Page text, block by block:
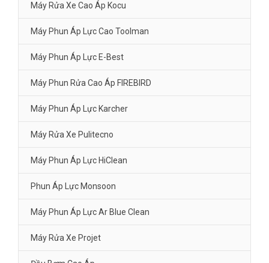
Máy Rửa Xe Cao Áp Kocu
Máy Phun Áp Lực Cao Toolman
Máy Phun Áp Lực E-Best
Máy Phun Rửa Cao Áp FIREBIRD
Máy Phun Áp Lực Karcher
Máy Rửa Xe Pulitecno
Máy Phun Áp Lực HiClean
Phun Áp Lực Monsoon
Máy Phun Áp Lực Ar Blue Clean
Máy Rửa Xe Projet